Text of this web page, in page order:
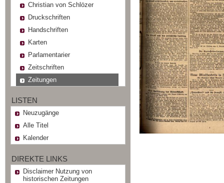
Christian von Schlözer
Druckschriften
Handschriften
Karten
Parlamentarier
Zeitschriften
Zeitungen
LISTEN
Neuzugänge
Alle Titel
Kalender
DIREKTE LINKS
Disclaimer Nutzung von
historischen Zeitungen